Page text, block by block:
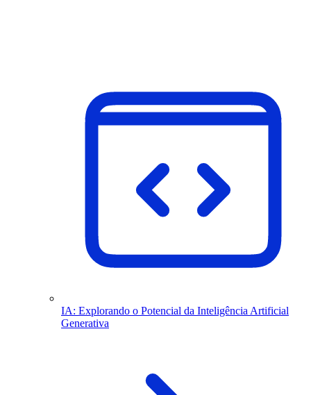
IA: Explorando o Potencial da Inteligência Artificial
Generativa